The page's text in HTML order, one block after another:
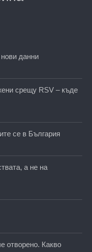
данни
срещу RSV – къде
се в България
а не на
отворено. Какво